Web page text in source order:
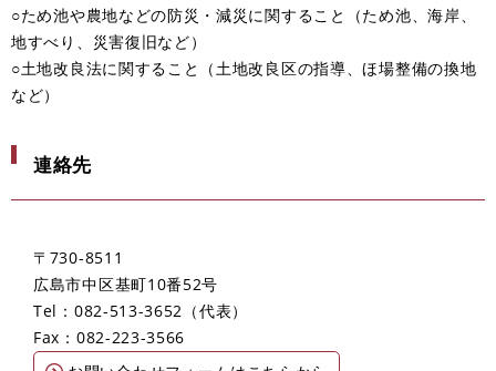
○ため池や農地などの防災・減災に関すること（ため池、海岸、
地すべり、災害復旧など）
○土地改良法に関すること（土地改良区の指導、ほ場整備の換地
など）
連絡先
〒730-8511
広島市中区基町10番52号
Tel：082-513-3652
代表
Fax：082-223-3566